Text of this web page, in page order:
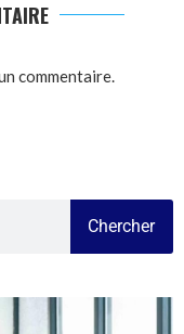
commentaire.
Chercher